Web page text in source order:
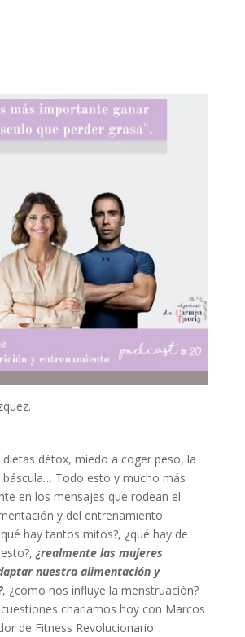
détox, miedo a coger peso, la
báscula… Todo esto y mucho más
en los mensajes que rodean el
y del entrenamiento
hay tantos mitos?, ¿qué hay de
¿realmente las mujeres
nuestra alimentación y
, ¿cómo nos influye la menstruación?
charlamos hoy con Marcos
de Fitness Revolucionario